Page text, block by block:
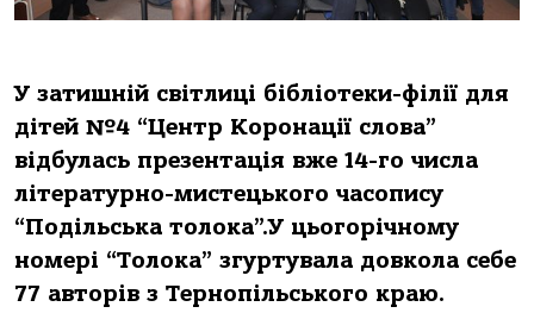
У затишній світлиці бібліотеки-філії для
дітей №4 “Центр Коронації слова”
відбулась презентація вже 14-го числа
літературно-мистецького часопису
“Подільська толока”.У цьогорічному
номері “Толока” згуртувала довкола себе
77 авторів з Тернопільського краю.